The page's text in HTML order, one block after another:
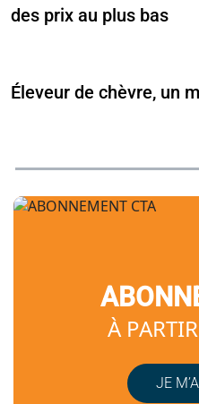
des prix au plus bas
Éleveur de chèvre, un
À
JE